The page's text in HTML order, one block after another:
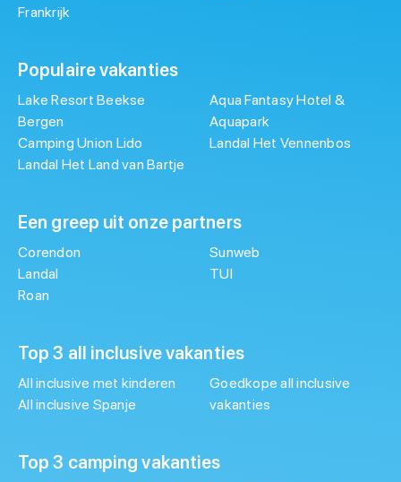
Frankrijk
Populaire vakanties
Lake Resort Beekse
Bergen
Camping Union Lido
Landal Het Land van Bartje
Aqua Fantasy Hotel &
Aquapark
Landal Het Vennenbos
Een greep uit onze partners
Corendon
Landal
Roan
Sunweb
TUI
Top 3 all inclusive vakanties
All inclusive met kinderen
All inclusive Spanje
Goedkope all inclusive
vakanties
Top 3 camping vakanties